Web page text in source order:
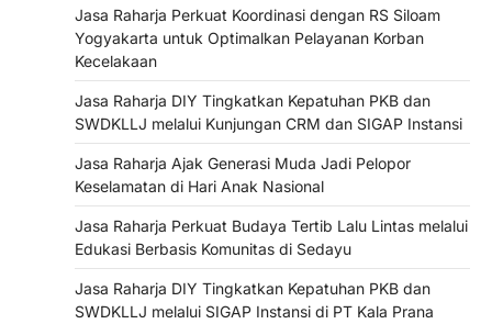
Jasa Raharja Perkuat Koordinasi dengan RS Siloam
Yogyakarta untuk Optimalkan Pelayanan Korban
Kecelakaan
Jasa Raharja DIY Tingkatkan Kepatuhan PKB dan
SWDKLLJ melalui Kunjungan CRM dan SIGAP Instansi
Jasa Raharja Ajak Generasi Muda Jadi Pelopor
Keselamatan di Hari Anak Nasional
Jasa Raharja Perkuat Budaya Tertib Lalu Lintas melalui
Edukasi Berbasis Komunitas di Sedayu
Jasa Raharja DIY Tingkatkan Kepatuhan PKB dan
SWDKLLJ melalui SIGAP Instansi di PT Kala Prana